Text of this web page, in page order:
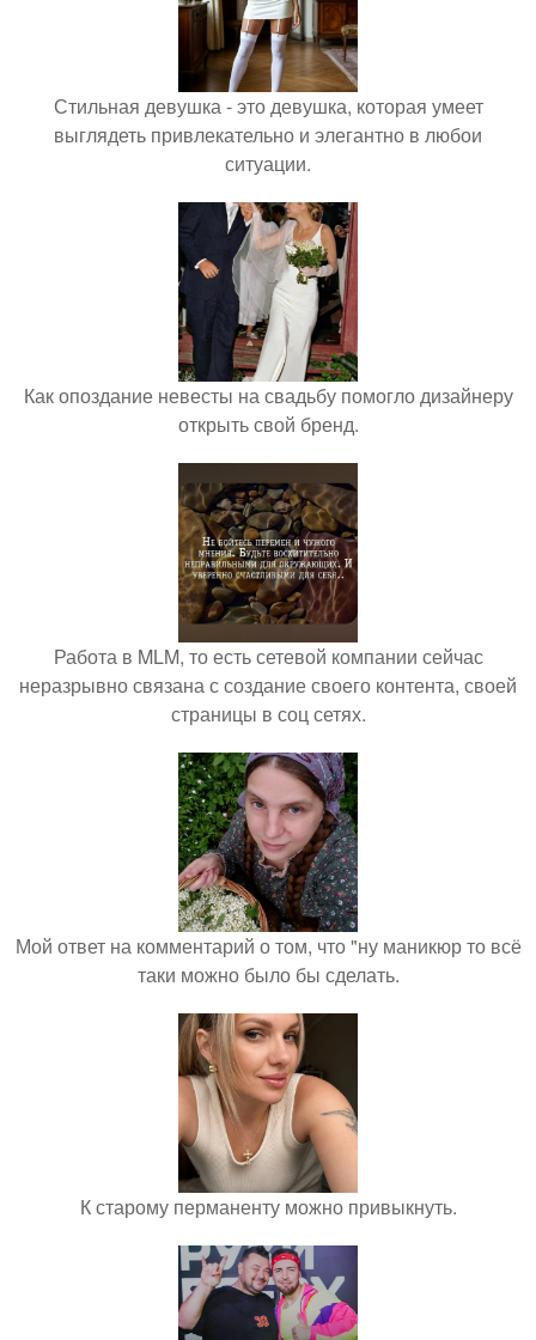
Стильная девушка - это девушка, которая умеет
выглядеть привлекательно и элегантно в любои
ситуации.
Как опоздание невесты на свадьбу помогло дизайнеру
открыть свой бренд.
Работа в MLM, то есть сетевой компании сейчас
неразрывно связана с создание своего контента, своей
страницы в соц сетях.
Мой ответ на комментарий о том, что "ну маникюр то всё
таки можно было бы сделать.
К старому перманенту можно привыкнуть.